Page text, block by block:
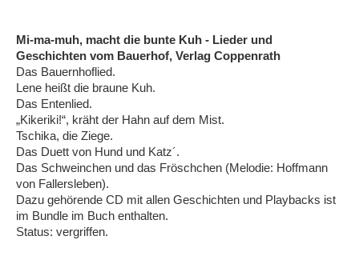
Mi-ma-muh, macht die bunte Kuh - Lieder und
Geschichten vom Bauerhof, Verlag Coppenrath
Das Bauernhoflied.
Lene heißt die braune Kuh.
Das Entenlied.
„Kikeriki!“, kräht der Hahn auf dem Mist.
Tschika, die Ziege.
Das Duett von Hund und Katz´.
Das Schweinchen und das Fröschchen (Melodie: Hoffmann
von Fallersleben).
Dazu gehörende CD mit allen Geschichten und Playbacks ist
im Bundle im Buch enthalten.
Status: vergriffen.